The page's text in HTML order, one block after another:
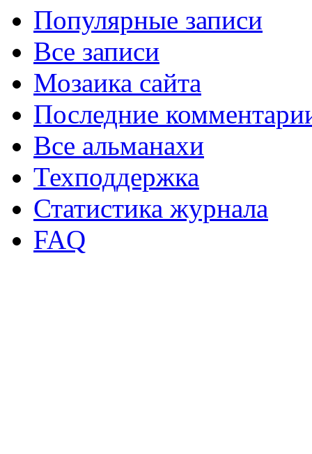
Популярные записи
Все записи
Мозаика сайта
Последние
Все альманахи
Техподдержка
Статистика журнала
FAQ